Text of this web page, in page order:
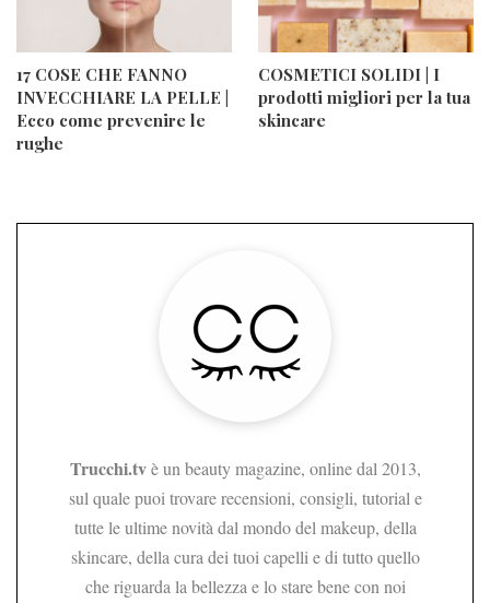
17 COSE CHE FANNO
INVECCHIARE LA PELLE |
Ecco come prevenire le
rughe
COSMETICI SOLIDI | I
prodotti migliori per la tua
skincare
Trucchi.tvè un beauty magazine, online dal 2013,
sul quale puoi trovare recensioni, consigli, tutorial e
tutte le ultime novità dal mondo del makeup, della
skincare, della cura dei tuoi capelli e di tutto quello
che riguarda la bellezza e lo stare bene con noi